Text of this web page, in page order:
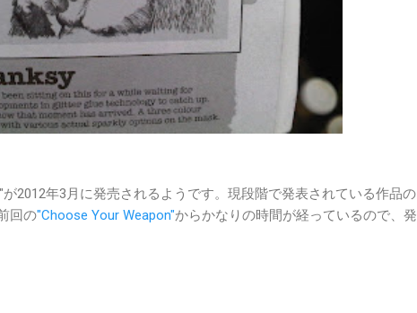
2012年3月に発売されるようです。現段階で発表されている作品の
回の"Choose Your Weapon"からかなりの時間が経っているので、発